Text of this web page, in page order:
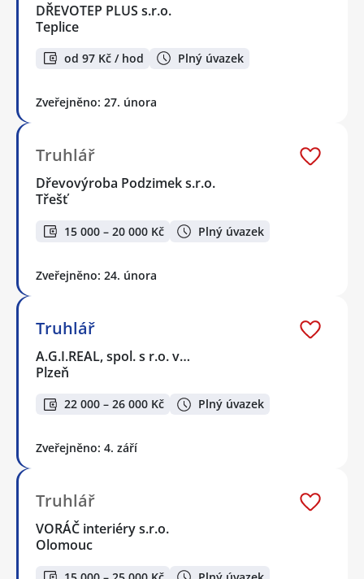
DŘEVOTEP PLUS s.r.o.
Teplice
od 97 Kč / hod Plný úvazek
Zveřejněno: 27. února
Truhlář
Dřevovýroba Podzimek s.r.o.
Třešť
15 000 – 20 000 Kč Plný úvazek
Zveřejněno: 24. února
Truhlář
A.G.I.REAL, spol. s r.o. v…
Plzeň
22 000 – 26 000 Kč Plný úvazek
Zveřejněno: 4. září
Truhlář
VORÁČ interiéry s.r.o.
Olomouc